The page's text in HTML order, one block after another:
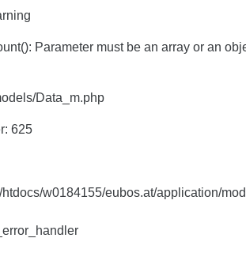
Parameter must be an array or an
Data_m.php
625
w0184155/eubos.at/application/
Parameter must be an array or an
Data_m.php
625
w0184155/eubos.at/application/